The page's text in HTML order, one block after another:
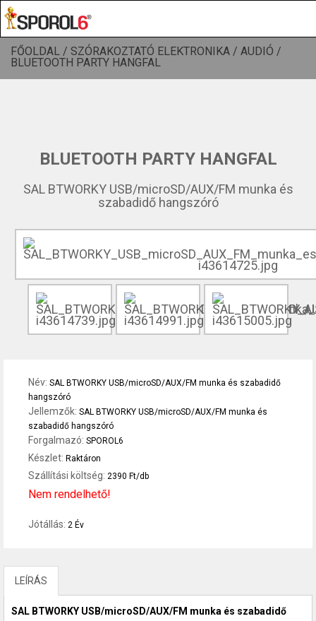
FŐOLDAL / SZÓRAKOZTATÓ ELEKTRONIKA / AUDIÓ /
BLUETOOTH PARTY HANGFAL
BLUETOOTH PARTY HANGFAL
SAL BTWORKY USB/microSD/AUX/FM munka és
szabadidő hangszóró
Név: SAL BTWORKY USB/microSD/AUX/FM munka és szabadidő
hangszóró
Jellemzők: SAL BTWORKY USB/microSD/AUX/FM munka és
szabadidő hangszóró
Forgalmazó: SPOROL6
Készlet: Raktáron
Szállítási költség: 2390 Ft/db
Nem rendelhető!
Jótállás: 2 Év
LEÍRÁS
SAL BTWORKY USB/microSD/AUX/FM munka és szabadidő